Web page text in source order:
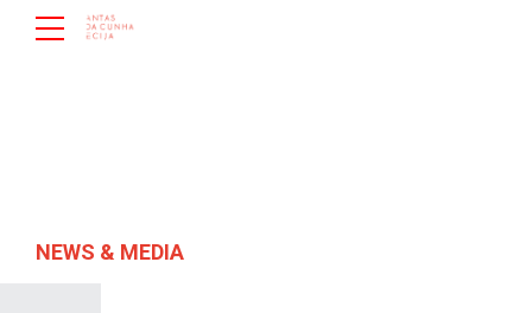
NEWS & MEDIA